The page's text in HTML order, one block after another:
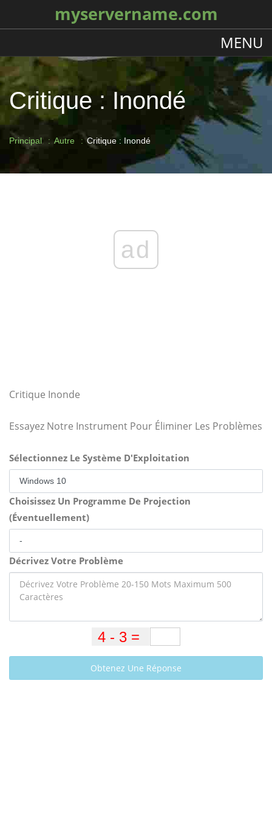
myservername.com
MENU
Critique : Inondé
Principal Autre Critique : Inondé
ad
Critique Inonde
Essayez Notre Instrument Pour Éliminer Les Problèmes
Sélectionnez Le Système D'Exploitation
Choisissez Un Programme De Projection
(Éventuellement)
Décrivez Votre Problème
Obtenez Une Réponse